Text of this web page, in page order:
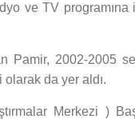
ve TV
2002-2005
da yer aldı.
Merkezi )